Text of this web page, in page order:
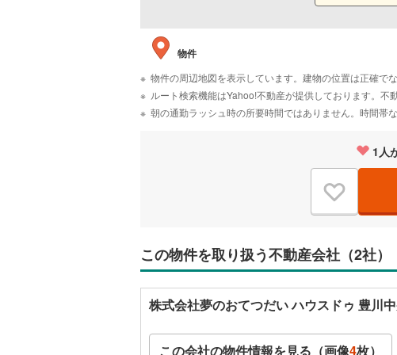
物件
物件の周辺地図を表示しています。建物の位置は正確で
ルート検索機能はYahoo!不動産が提供しております。不
朝の通勤ラッシュ時の所要時間ではありません。時間帯
1 人
この物件を取り扱う不動産会社（2社）
株式会社夢のおてつだい ハウスドゥ 豊川
この会社の物件情報を見る（画像4枚）